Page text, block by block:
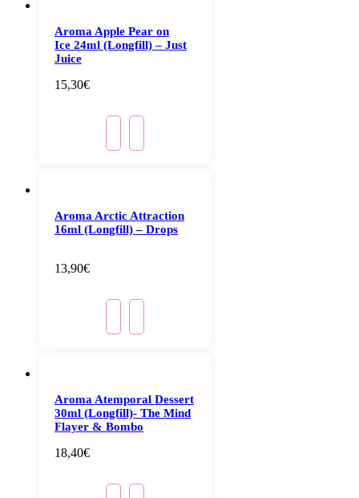
Aroma Apple Pear on
Ice 24ml (Longfill) – Just
Juice
15,30€
Aroma Arctic Attraction
16ml (Longfill) – Drops
13,90€
Aroma Atemporal Dessert
30ml (Longfill)- The Mind
Flayer & Bombo
18,40€